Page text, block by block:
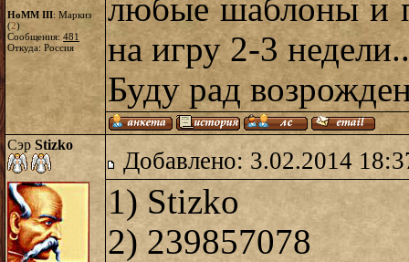
HoMM III: Маркиз
(2)
Сообщения: 481
Откуда: Россия
любые шаблоны и
на игру 2-3 недели..
Буду рад
Сэр Stizko
Добавлено: 3.02.2014
1) Stizko
2) 239857078